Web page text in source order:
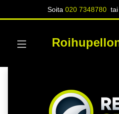
Soita020 7348780 tai